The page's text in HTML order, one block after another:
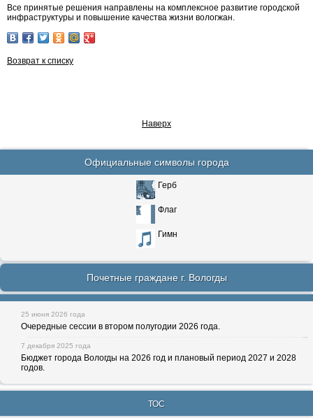
Все принятые решения направлены на комплексное развитие городской
инфраструктуры и повышение качества жизни вологжан.
Возврат к списку
Наверх
Официальные символы города
Герб
Флаг
Гимн
Почетные граждане г. Вологды
25 июня 2026 года
Очередные сессии в втором полугодии 2026 года.
7 декабря 2025 года
Бюджет города Вологды на 2026 год и плановый период 2027 и 2028
годов.
ТОС